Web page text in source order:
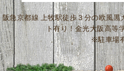
阪急京都線 上牧駅徒歩３分の欧風
ト有り！金光大阪高等
※駐車場